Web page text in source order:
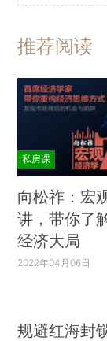
推荐阅读
私房课
向松祚：宏
讲，带你了
经济大局
2022年04月06日
规避红海封